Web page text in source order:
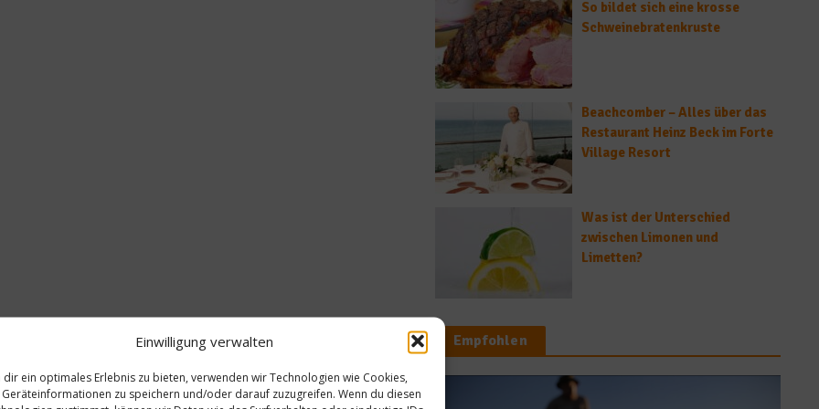
Einwilligung verwalten
dir ein optimales Erlebnis zu bieten, verwenden wir Technologien wie Cookies,
Geräteinformationen zu speichern und/oder darauf zuzugreifen. Wenn du diesen
So bildet sich eine krosse
Schweinebratenkruste
Beachcomber – Alles über das
Restaurant Heinz Beck im Forte
Village Resort
Was ist der Unterschied
zwischen Limonen und
Limetten?
Empfohlen